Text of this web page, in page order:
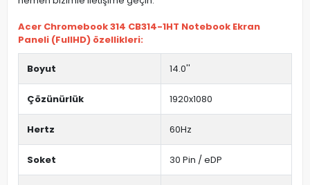
Acer Chromebook 314 CB314-1HT Notebook Ekran
Paneli (FullHD) özellikleri:
Boyut 14.0''
Çözünürlük 1920x1080
Hertz 60Hz
Soket 30 Pin / eDP